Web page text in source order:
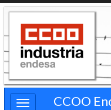
Pasar
contenido
principal
CCOO